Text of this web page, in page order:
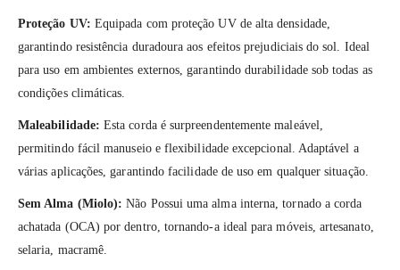
Proteção UV: Equipada com proteção UV de alta densidade,
garantindo resistência duradoura aos efeitos prejudiciais do sol. Ideal
para uso em ambientes externos, garantindo durabilidade sob todas as
condições climáticas.
Maleabilidade: Esta corda é surpreendentemente maleável,
permitindo fácil manuseio e flexibilidade excepcional. Adaptável a
várias aplicações, garantindo facilidade de uso em qualquer situação.
Sem Alma (Miolo): Não Possui uma alma interna, tornado a corda
achatada (OCA) por dentro, tornando-a ideal para móveis, artesanato,
selaria, macramê.